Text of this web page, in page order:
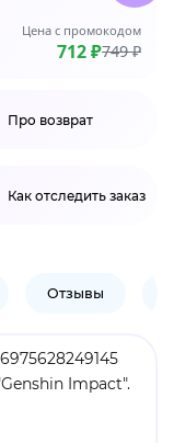
Цена с промокодом
712 ₽749 ₽
Про возврат
Как отследить заказ
Отзывы
Impact".